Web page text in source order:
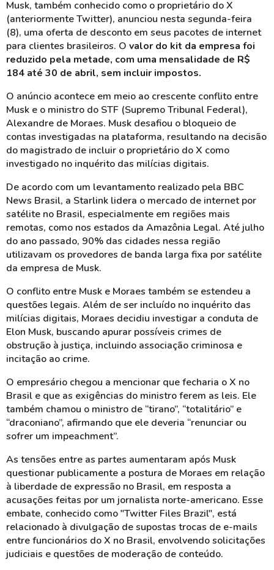
Musk, também conhecido como o proprietário do X
(anteriormente Twitter), anunciou nesta segunda-feira
(8), uma oferta de desconto em seus pacotes de internet
para clientes brasileiros. O valor do kit da empresa foi
reduzido pela metade, com uma mensalidade de R$
184 até 30 de abril, sem incluir impostos.
O anúncio acontece em meio ao crescente conflito entre
Musk e o ministro do STF (Supremo Tribunal Federal),
Alexandre de Moraes. Musk desafiou o bloqueio de
contas investigadas na plataforma, resultando na decisão
do magistrado de incluir o proprietário do X como
investigado no inquérito das milícias digitais.
De acordo com um levantamento realizado pela BBC
News Brasil, a Starlink lidera o mercado de internet por
satélite no Brasil, especialmente em regiões mais
remotas, como nos estados da Amazônia Legal. Até julho
do ano passado, 90% das cidades nessa região
utilizavam os provedores de banda larga fixa por satélite
da empresa de Musk.
O conflito entre Musk e Moraes também se estendeu a
questões legais. Além de ser incluído no inquérito das
milícias digitais, Moraes decidiu investigar a conduta de
Elon Musk, buscando apurar possíveis crimes de
obstrução à justiça, incluindo associação criminosa e
incitação ao crime.
O empresário chegou a mencionar que fecharia o X no
Brasil e que as exigências do ministro ferem as leis. Ele
também chamou o ministro de “tirano”, “totalitário” e
“draconiano”, afirmando que ele deveria “renunciar ou
sofrer um impeachment”.
As tensões entre as partes aumentaram após Musk
questionar publicamente a postura de Moraes em relação
à liberdade de expressão no Brasil, em resposta a
acusações feitas por um jornalista norte-americano. Esse
embate, conhecido como "Twitter Files Brazil", está
relacionado à divulgação de supostas trocas de e-mails
entre funcionários do X no Brasil, envolvendo solicitações
judiciais e questões de moderação de conteúdo.